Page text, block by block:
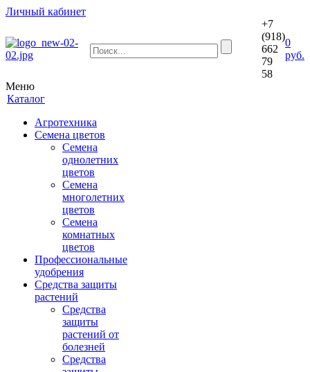
Личный кабинет
+7
(918)
662
79
58
0
руб.
Меню
Каталог
Агротехника
Семена цветов
Семена
однолетних
цветов
Семена
многолетних
цветов
Семена
комнатных
цветов
Профессиональные
удобрения
Средства защиты
растений
Средства
защиты
растений от
болезней
Средства